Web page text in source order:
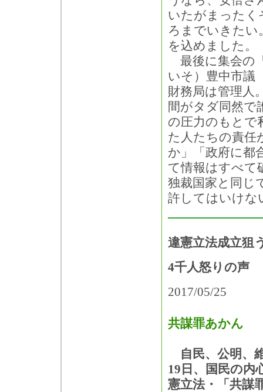
いたがまったく
ろまでいきたい
を込めました。
最後に集会の
いそ）豊中市議
財務局は管理人
間がタダ同然で
の圧力のもとで
た人たちの責任
か」「政府に都
て情報はすべて
独裁国家と同じ
許してはいけな
違憲立法成立狙
4千人怒りの声
2017/05/25
共謀罪あかん
自民、公明、
19日、国民の内
憲立法・「共謀